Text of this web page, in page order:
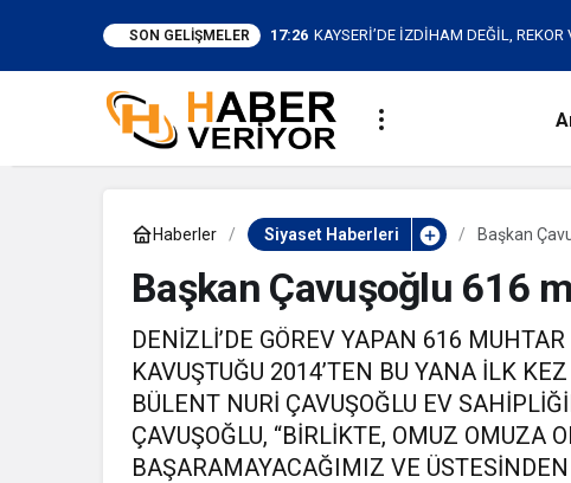
SON GELIŞMELER 17:26 KAYSERİ’DE İZDİHAM DEĞİL, REKOR
Haberler Siyaset Haberleri Başkan
Başkan Çavuşoğlu 616
DENİZLİ’DE GÖREV YAPAN 616
KAVUŞTUĞU 2014’TEN BU YANA İLK
BÜLENT NURİ ÇAVUŞOĞLU EV
ÇAVUŞOĞLU, “BİRLİKTE, OMUZ OMUZA
BAŞARAMAYACAĞIMIZ VE